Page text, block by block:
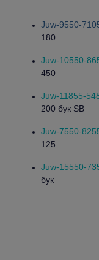
Juw-9550-
Juw-10550-
450
Juw-11855-
200 бук SB
Juw-7550-
125
Juw-15550-
бук